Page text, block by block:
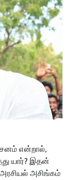
என்றால்,
யார்? இதன்
அசிங்கம்